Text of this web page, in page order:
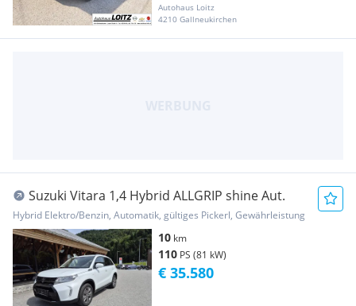
Autohaus Loitz
4210 Gallneukirchen
Suzuki Vitara 1,4 Hybrid ALLGRIP shine Aut.
Hybrid Elektro/Benzin, Automatik, gültiges Pickerl, Gewährleistung
10 km
110 PS (81 kW)
€ 35.580